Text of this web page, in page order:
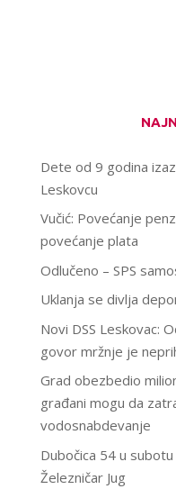
Dete od 9 godina
Leskovcu
Vučić: Povećanje
povećanje plata
Odlučeno – SPS
Uklanja se divlja
Novi DSS Leskovac:
govor mržnje je
Grad obezbedio
građani mogu da
vodosnabdevanje
Dubočica 54 u
Železničar Jug